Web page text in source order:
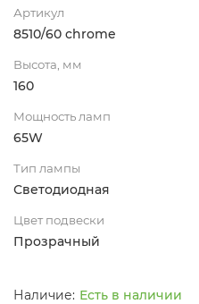
Артикул
8510/60 chrome
Высота, мм
160
Мощность ламп
65W
Тип лампы
Светодиодная
Цвет подвески
Прозрачный
Есть в наличии